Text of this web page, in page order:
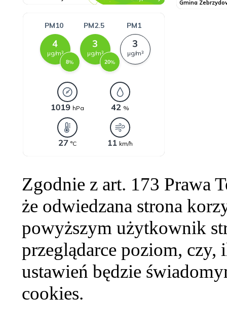
Zgodnie z art. 173 Prawa
że odwiedzana strona
powyższym użytkownik
przeglądarce poziom,
ustawień będzie
cookies.